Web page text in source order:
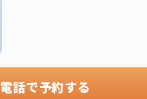
電話で予約する